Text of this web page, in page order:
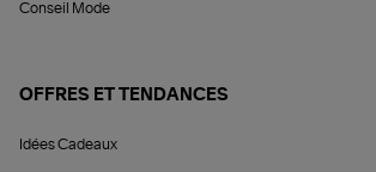
Conseil Mode
OFFRES ET TENDANCES
Idées Cadeaux